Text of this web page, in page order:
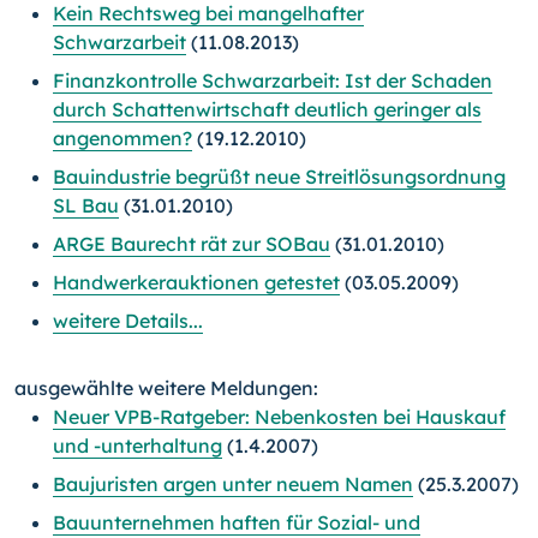
Kein Rechtsweg bei mangelhafter
Schwarzarbeit (11.08.2013)
Finanzkontrolle Schwarzarbeit: Ist der Schaden
durch Schattenwirtschaft deutlich geringer als
angenommen? (19.12.2010)
Bauindustrie begrüßt neue Streitlösungsordnung
SL Bau (31.01.2010)
ARGE Baurecht rät zur SOBau (31.01.2010)
Handwerkerauktionen getestet (03.05.2009)
weitere Details...
ausgewählte weitere Meldungen:
Neuer VPB-Ratgeber: Nebenkosten bei Hauskauf
und -unterhaltung (1.4.2007)
Baujuristen argen unter neuem Namen (25.3.2007)
Bauunternehmen haften für Sozial- und